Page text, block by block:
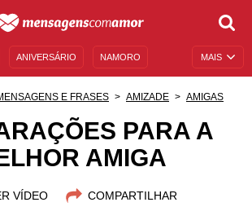
MAIS
ANIVERSÁRIO NAMORO
AUTOAJUDA
MENSAGENS DE ANIVERSÁRIO
E FRASES AMIZADE AMIGAS
PARA A
AMIGA
VÍDEO COMPARTILHAR